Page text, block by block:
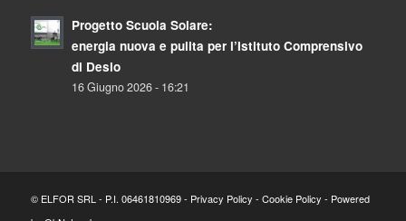
Progetto Scuola Solare:
energia nuova e pulita per l’Istituto Comprensivo
di Desio
16 Giugno 2026 - 16:21
© ELFOR SRL - P.I. 06461810969 - Privacy Policy - Cookie Policy - Powered